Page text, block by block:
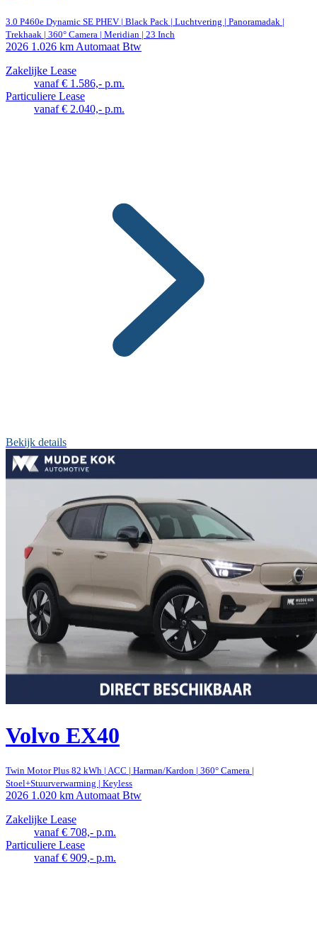
3.0 P460e Dynamic SE PHEV | Black Pack | Luchtvering | Panoramadak |
Trekhaak | 360° Camera | Meridian | 23 Inch
2026 1.026 km Automaat Btw
Zakelijke Lease
vanaf € 1.586,- p.m.
Particuliere Lease
vanaf € 2.040,- p.m.
Bekijk details
Volvo EX40
Twin Motor Plus 82 kWh | ACC | Harman/Kardon | 360° Camera |
Stoel+Stuurverwarming | Keyless
2026 1.020 km Automaat Btw
Zakelijke Lease
vanaf € 708,- p.m.
Particuliere Lease
vanaf € 909,- p.m.